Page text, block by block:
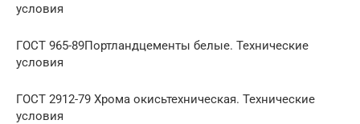
условия
ГОСТ 965-89Портландцементы белые. Технические
условия
ГОСТ 2912-79 Хрома окисьтехническая. Технические
условия